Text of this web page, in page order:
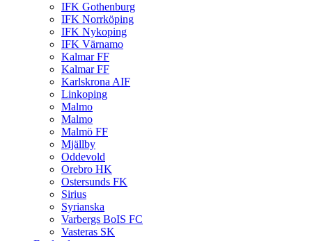
IFK Gothenburg
IFK Norrköping
IFK Nykoping
IFK Värnamo
Kalmar FF
Kalmar FF
Karlskrona AIF
Linkoping
Malmo
Malmo
Malmö FF
Mjällby
Oddevold
Orebro HK
Ostersunds FK
Sirius
Syrianska
Varbergs BoIS FC
Vasteras SK